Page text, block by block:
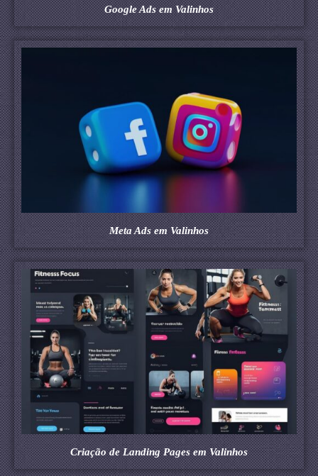
Google Ads em Valinhos
Meta Ads em Valinhos
Criação de Landing Pages em Valinhos